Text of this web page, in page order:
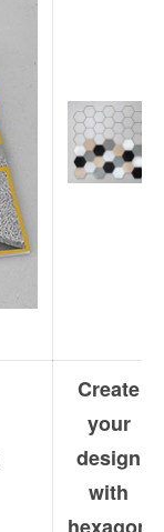
Create
your
design
with
hexagon